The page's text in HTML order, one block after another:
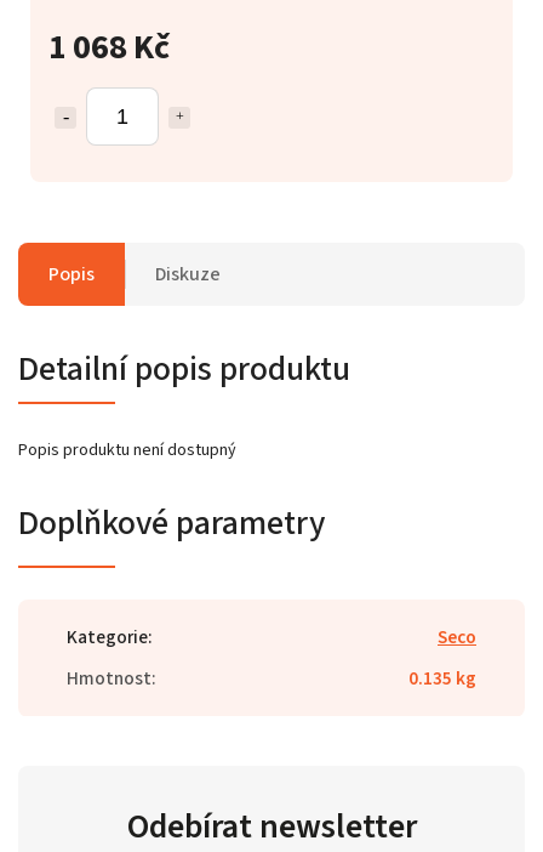
1 068 Kč
Popis Diskuze
Detailní popis produktu
Popis produktu není dostupný
Doplňkové parametry
Kategorie:
Seco
Hmotnost: 0.135 kg
Odebírat newsletter